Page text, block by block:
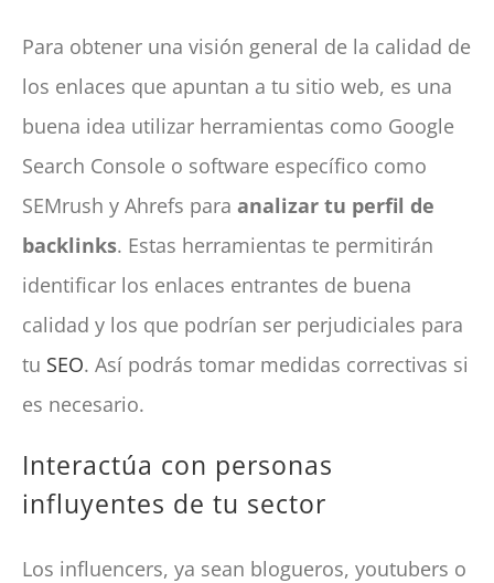
Para obtener una visión general de la calidad de
los enlaces que apuntan a tu sitio web, es una
buena idea utilizar herramientas como Google
Search Console o software específico como
SEMrush y Ahrefs paraanalizar tu perfil de
backlinks. Estas herramientas te permitirán
identificar los enlaces entrantes de buena
calidad y los que podrían ser perjudiciales para
tu SEO. Así podrás tomar medidas correctivas si
es necesario.
Interactúa con personas
influyentes de tu sector
Los influencers, ya sean blogueros, youtubers o